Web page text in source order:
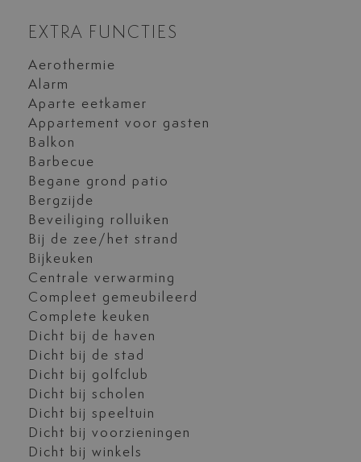
EXTRA FUNCTIES
Aerothermie
Alarm
Aparte eetkamer
Appartement voor gasten
Balkon
Barbecue
Begane grond patio
Bergzijde
Beveiliging rolluiken
Bij de zee/het strand
Bijkeuken
Centrale verwarming
Compleet gemeubileerd
Complete keuken
Dicht bij de haven
Dicht bij de stad
Dicht bij golfclub
Dicht bij scholen
Dicht bij speeltuin
Dicht bij voorzieningen
Dicht bij winkels